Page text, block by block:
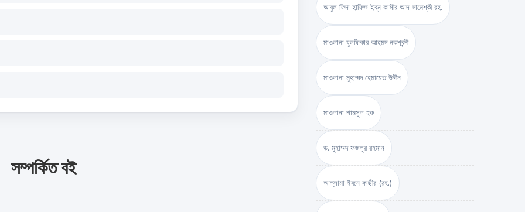
সম্পর্কিত বই
আবুল ফিদা হাফিজ ইব্‌ন কাসীর আদ-দামেশ্‌কী রহ.
মাওলানা যুলফিকার আহমদ নকশবন্দী
মাওলানা মুহাম্মদ হেমায়েত উদ্দীন
মাওলানা শামসুল হক
ড. মুহাম্মদ ফজলুর রহমান
আল্লামা ইবনে কাছীর (রহ.)